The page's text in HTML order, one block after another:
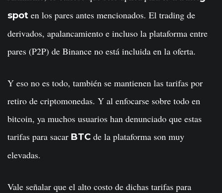
spot en los pares antes mencionados. El trading de
derivados, apalancamiento e incluso la plataforma entre
pares (P2P) de Binance no está incluida en la oferta.
Y eso no es todo, también se mantienen las tarifas por
retiro de criptomonedas. Y al enfocarse sobre todo en
bitcoin, ya muchos usuarios han denunciado que estas
tarifas para sacar BTC de la plataforma son muy
elevadas.
Vale señalar que el alto costo de dichas tarifas para